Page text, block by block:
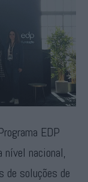
EDP
nível nacional,
de soluções de